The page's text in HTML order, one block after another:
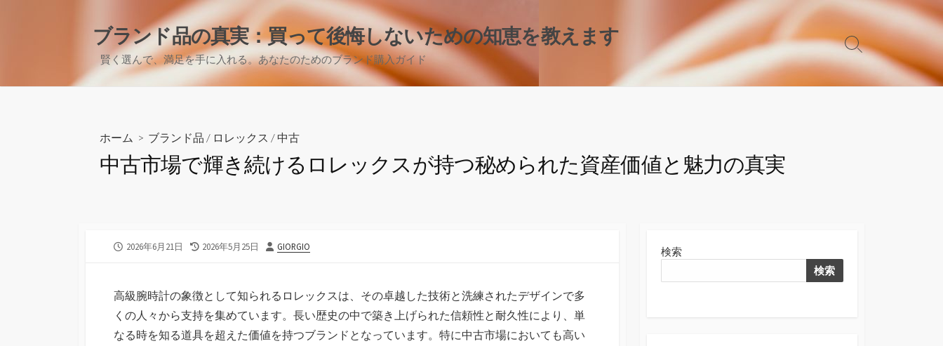
ブランド品の真実：買って後悔しないための知恵を教えます
賢く選んで、満足を手に入れる。あなたのためのブランド購入ガイド
検
索
切
ホーム > ブランド品 / ロレックス / 中古
中古市場で輝き続けるロレックスが持つ秘められた資産価値と魅力の真実
公
2026年6月21日
最
日
2026年5月25日
投
GIORGIO
高級腕時計の象徴として知られるロレックスは、その卓越した技術と洗練されたデザインで多
くの人々から支持を集めています。 長い歴史の中で築き上げられた信頼性と耐久性により、単
なる時を知る道具を超えた価値を持つブランドとなっています。特に中古市場においても高い
検索
検索